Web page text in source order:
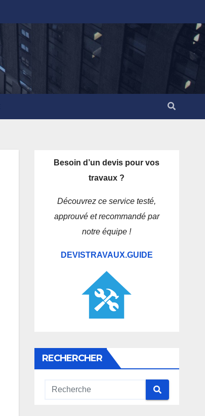
Besoin d’un devis pour vos
travaux ?
Découvrez ce service testé,
approuvé et recommandé par
notre équipe !
DEVISTRAVAUX.GUIDE
RECHERCHER